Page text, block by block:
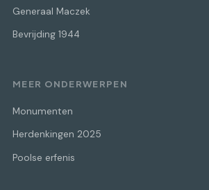
Generaal Maczek
Bevrijding 1944
MEER ONDERWERPEN
Monumenten
Herdenkingen 2025
Poolse erfenis